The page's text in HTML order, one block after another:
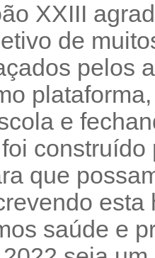
XXIII
de
pelos
e
que
saúde e